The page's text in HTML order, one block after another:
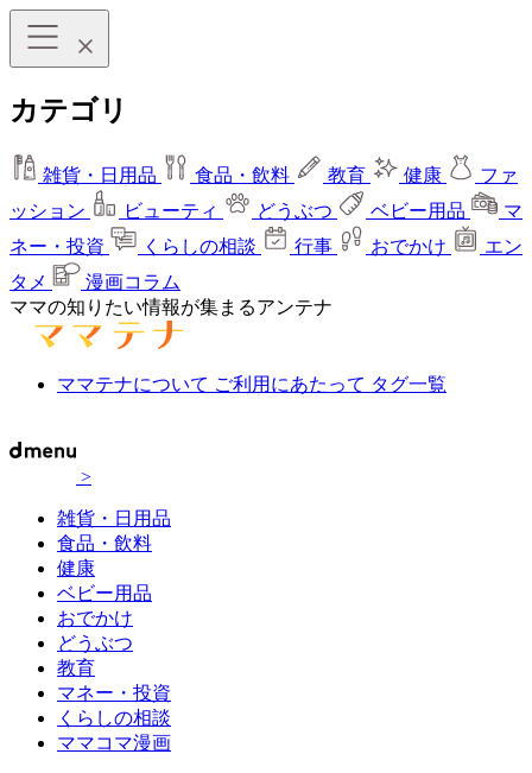
カテゴリ
雑貨・日用品 食品・飲料 教育 健康
ファ
ッション
ビューティ どうぶつ ベビー用品
マ
ネー・投資
くらしの相談 行事 おでかけ
エン
タメ
漫画コラム
ママの知りたい情報が集まるアンテナ
ママテナについて ご利用にあたって タグ一覧
>
雑貨・日用品
食品・飲料
健康
ベビー用品
おでかけ
どうぶつ
教育
マネー・投資
くらしの相談
ママコマ漫画